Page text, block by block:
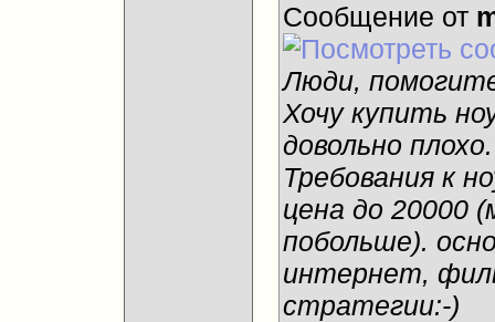
Сообщение от
Люди,
Хочу купить
довольно
Требования к
цена до 20000
побольше).
интернет,
стратегии:-)